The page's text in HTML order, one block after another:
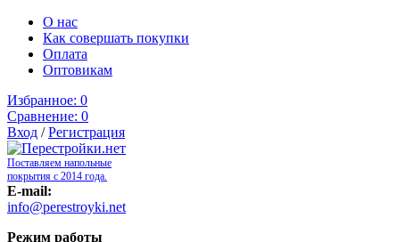
О нас
Как совершать покупки
Оплата
Оптовикам
Избранное: 0
Сравнение: 0
Вход /Регистрация
Поставляем напольные
покрытия с 2014 года.
E-mail:
info@perestroyki.net
Режим работы